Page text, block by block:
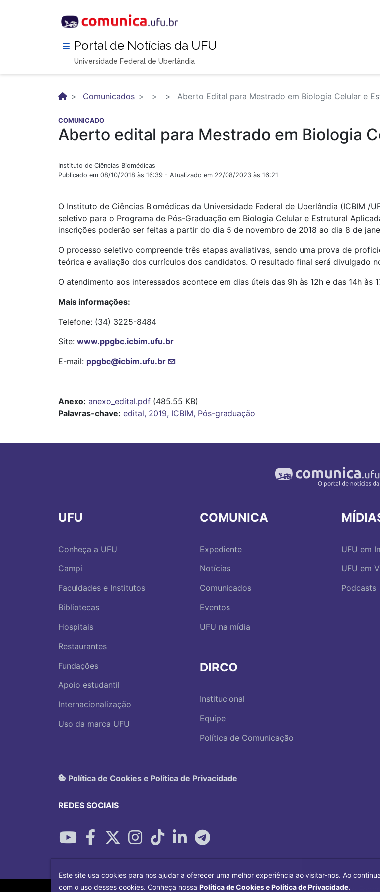
Portal de Notícias da UFU
Universidade Federal de Uberlândia
Comunicados Aberto Edital para Mestrado em Biologia Celular e
COMUNICADO
Aberto edital para Mestrado em Biologia
Instituto de Ciências Biomédicas
Publicado em 08/10/2018 às 16:39 - Atualizado em 22/08/2023 às 16:21
O Instituto de Ciências Biomédicas da Universidade Federal de Uberlândia (ICBIM /
seletivo para o Programa de Pós-Graduação em Biologia Celular e Estrutural
inscrições poderão ser feitas a partir do dia 5 de novembro de 2018 ao dia 8 de
O processo seletivo compreende três etapas avaliativas, sendo uma prova de
teórica e avaliação dos currículos dos candidatos. O resultado final será divulgado
O atendimento aos interessados acontece em dias úteis das 9h às 12h e das 14h às
Mais informações:
Telefone: (34) 3225-8484
Site: www.ppgbc.icbim.ufu.br
E-mail: ppgbc@icbim.ufu.br
Anexo anexo_edital.pdf (485.55 KB)
Palavras-chave: edital, 2019, ICBIM, Pós-graduação
UFU
Conheça a UFU
Campi
Faculdades e Institutos
Bibliotecas
Hospitais
Restaurantes
Fundações
Apoio estudantil
Internacionalização
Uso da marca UFU
COMUNICA
Expediente
Notícias
Comunicados
Eventos
UFU na mídia
DIRCO
Institucional
Equipe
Política de Comunicação
UFU em
UFU em
Podcasts
Política de Cookies e Política de Privacidade
REDES SOCIAIS
Copyright©2026Universidade
Este site usa cookies para nos ajudar a oferecer uma melhor experiência ao visitar-nos. Ao
com o uso desses cookies. Conheça nossa Política de Cookies e Política de Privacidade.